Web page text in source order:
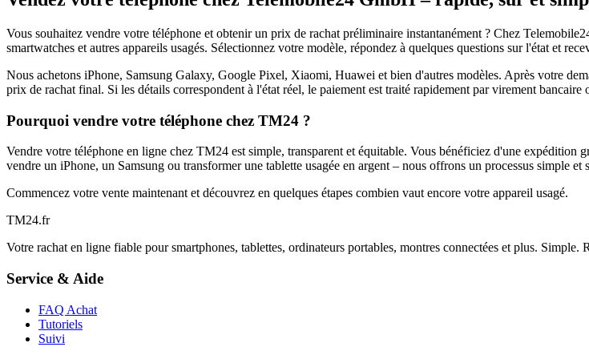
Vous souhaitez vendre votre téléphone et obtenir un prix de rachat préliminaire instantanément ? Chez
smartwatches et autres appareils usagés. Sélectionnez votre modèle, répondez à quelques questions sur l'état et
Nous achetons iPhone, Samsung Galaxy, Google Pixel, Xiaomi, Huawei et bien d'autres modèles. Après votre
prix de rachat final. Si les détails correspondent à l'état réel, le paiement est traité rapidement par virement bancaire
Pourquoi vendre votre téléphone chez TM24 ?
Vendre votre téléphone en ligne chez TM24 est simple, transparent et équitable. Vous bénéficiez d'une
vendre un iPhone, un Samsung ou transformer une tablette usagée en argent – nous offrons un processus simple et
Commencez votre vente maintenant et découvrez en quelques étapes combien vaut encore votre appareil usagé.
TM24.fr
Votre rachat en ligne fiable pour smartphones, tablettes, ordinateurs portables, montres connectées et plus. Simple.
Service & Aide
FAQ Achat
Tutoriels
Suivi